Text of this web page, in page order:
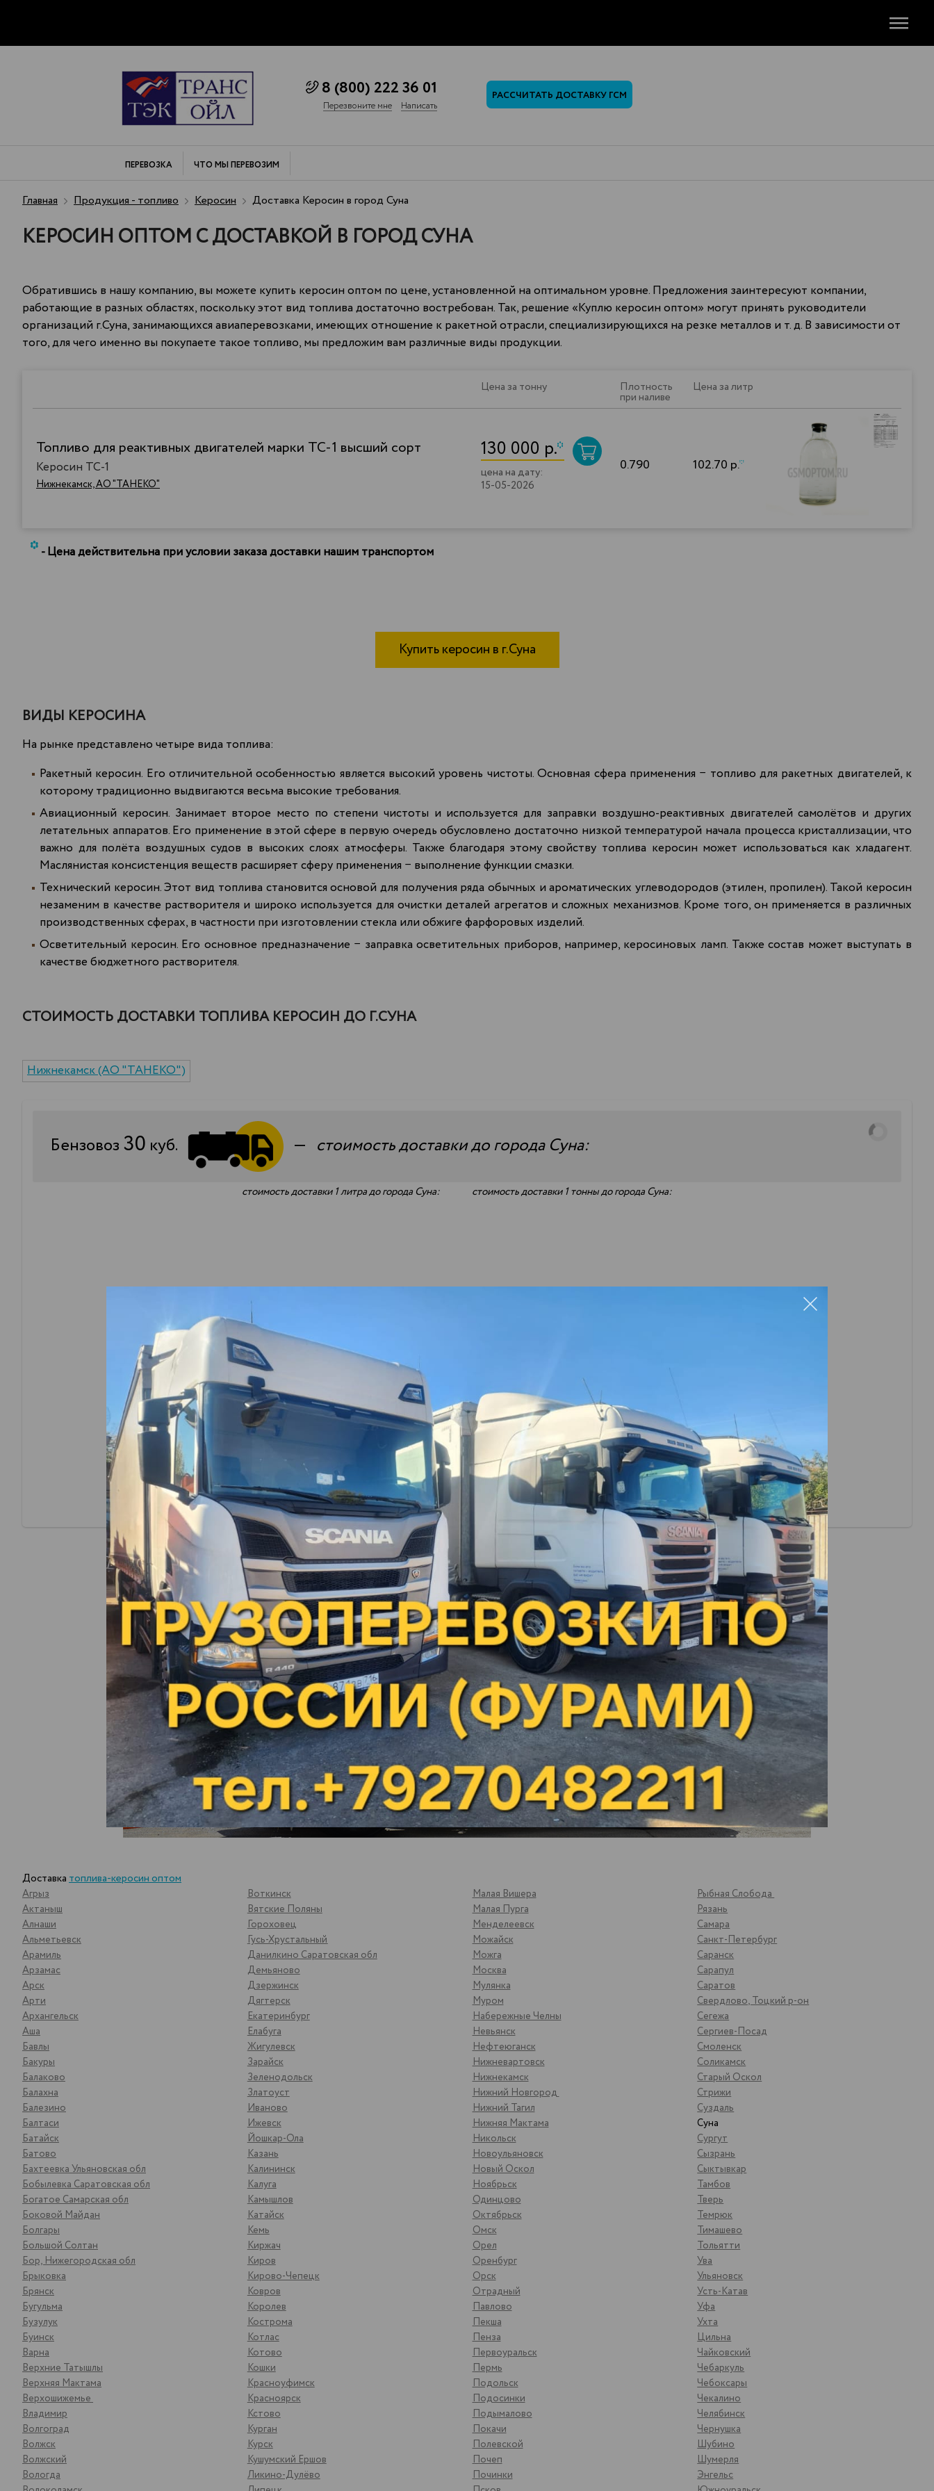
8 (800) 222 36 01
Перезвоните мне Написать
РАССЧИТАТЬ ДОСТАВКУ ГСМ
ПЕРЕВОЗКА ЧТО МЫ ПЕРЕВОЗИМ
Главная Продукция - топливо Керосин Доставка Керосин в город Суна
КЕРОСИН ОПТОМ С ДОСТАВКОЙ В ГОРОД СУНА
Обратившись в нашу компанию, вы можете купить керосин оптом по цене, установленной на оптимальном уровне. Предложения заинтересуют компании,
работающие в разных областях, поскольку этот вид топлива достаточно востребован. Так, решение «Куплю керосин оптом» могут принять руководители
организаций г.Суна, занимающихся авиаперевозками, имеющих отношение к ракетной отрасли, специализирующихся на резке металлов и т. д. В зависимости от
того, для чего именно вы покупаете такое топливо, мы предложим вам различные виды продукции.
Цена за тонну Плотность
при наливе
Цена за литр
Топливо для реактивных двигателей марки ТС-1 высший сорт
Керосин ТС-1
Нижнекамск, АО "ТАНЕКО"
130 000 р.*
цена на дату:
15-05-2026
0.790 102.70 р.*
* - Цена действительна при условии заказа доставки нашим транспортом
Купить керосин в г.Суна
ВИДЫ КЕРОСИНА
На рынке представлено четыре вида топлива:
Ракетный керосин. Его отличительной особенностью является высокий уровень чистоты. Основная сфера применения − топливо для ракетных двигателей, к
которому традиционно выдвигаются весьма высокие требования.
Авиационный керосин. Занимает второе место по степени чистоты и используется для заправки воздушно-реактивных двигателей самолётов и других
летательных аппаратов. Его применение в этой сфере в первую очередь обусловлено достаточно низкой температурой начала процесса кристаллизации, что
важно для полёта воздушных судов в высоких слоях атмосферы. Также благодаря этому свойству топлива керосин может использоваться как хладагент.
Маслянистая консистенция веществ расширяет сферу применения − выполнение функции смазки.
Технический керосин. Этот вид топлива становится основой для получения ряда обычных и ароматических углеводородов (этилен, пропилен). Такой керосин
незаменим в качестве растворителя и широко используется для очистки деталей агрегатов и сложных механизмов. Кроме того, он применяется в различных
производственных сферах, в частности при изготовлении стекла или обжиге фарфоровых изделий.
Осветительный керосин. Его основное предназначение − заправка осветительных приборов, например, керосиновых ламп. Также состав может выступать в
качестве бюджетного растворителя.
СТОИМОСТЬ ДОСТАВКИ ТОПЛИВА КЕРОСИН ДО Г.СУНА
Нижнекамск (АО "ТАНЕКО")
Бензовоз 30 куб. — стоимость доставки до города Суна:
стоимость доставки 1 литра до города Суна: стоимость доставки 1 тонны до города Суна:
Доставкатоплива-керосин оптом
Агрыз
Актаныш
Алнаши
Альметьевск
Арамиль
Арзамас
Арск
Арти
Архангельск
Аша
Бавлы
Бакуры
Балаково
Балахна
Балезино
Балтаси
Батайск
Батово
Бахтеевка Ульяновская обл
Бобылевка Саратовская обл
Богатое Самарская обл
Боковой Майдан
Болгары
Большой Солтан
Бор, Нижегородская обл
Брыковка
Брянск
Бугульма
Бузулук
Буинск
Варна
Верхние Татышлы
Верхняя Мактама
Верхошижемье
Владимир
Волгоград
Волжск
Волжский
Вологда
Воткинск
Вятские Поляны
Гороховец
Гусь-Хрустальный
Данилкино Саратовская обл
Демьяново
Дзержинск
Дягтерск
Екатеринбург
Елабуга
Жигулевск
Зарайск
Зеленодольск
Златоуст
Иваново
Ижевск
Йошкар-Ола
Казань
Калининск
Калуга
Камышлов
Катайск
Кемь
Киржач
Киров
Кирово-Чепецк
Ковров
Королев
Кострома
Котлас
Котово
Кошки
Красноуфимск
Красноярск
Кстово
Курган
Курск
Кушумский Ершов
Ликино-Дулёво
Малая Вишера
Малая Пурга
Менделеевск
Можайск
Можга
Москва
Мулянка
Муром
Набережные Челны
Невьянск
Нефтеюганск
Нижневартовск
Нижнекамск
Нижний Новгород
Нижний Тагил
Нижняя Мактама
Никольск
Новоульяновск
Новый Оскол
Ноябрьск
Одинцово
Октябрьск
Омск
Орел
Оренбург
Орск
Отрадный
Павлово
Пекша
Пенза
Первоуральск
Пермь
Подольск
Подосинки
Подымалово
Покачи
Полевской
Почеп
Починки
Рыбная Слобода
Рязань
Самара
Санкт-Петербург
Саранск
Сарапул
Саратов
Свердлово, Тоцкий р-он
Сегежа
Сергиев-Посад
Смоленск
Соликамск
Старый Оскол
Стрижи
Суздаль
Суна
Сургут
Сызрань
Сыктывкар
Тамбов
Тверь
Темрюк
Тимашево
Тольятти
Ува
Ульяновск
Усть-Катав
Уфа
Ухта
Цильна
Чайковский
Чебаркуль
Чебоксары
Чекалино
Челябинск
Чернушка
Шубино
Шумерля
Энгельс